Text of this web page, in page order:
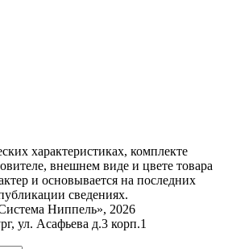
характеристиках, комплекте
внешнем виде и цвете товара
и основывается на последних
сведениях.
Ниппель», 2026
ул. Асафьева д.3 корп.1